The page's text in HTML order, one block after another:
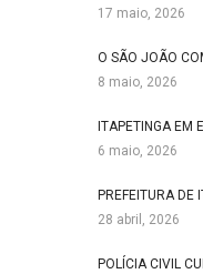
17 maio, 2026
O SÃO JOÃO
8 maio, 2026
ITAPETINGA EM
6 maio, 2026
PREFEITURA DE
28 abril, 2026
POLÍCIA CIVIL